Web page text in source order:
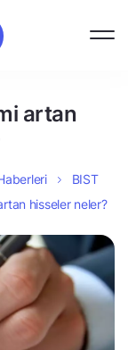
artan
BIST
hisseler neler?